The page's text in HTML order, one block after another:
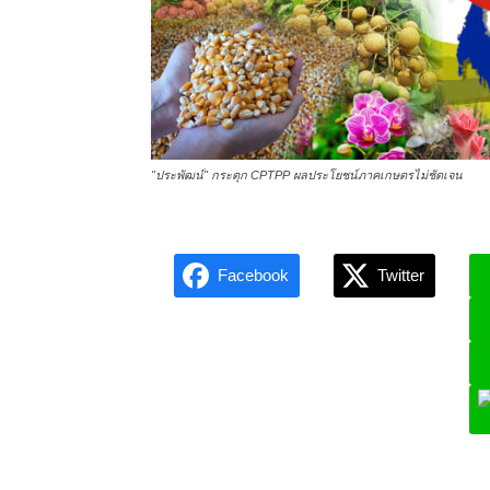
"ประพัฒน์" กระตุก CPTPP ผลประโยชน์ภาคเกษตรไม่ชัดเจน
Facebook Twitter